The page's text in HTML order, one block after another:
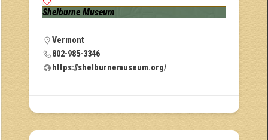
Shelburne Museum
Vermont
802-985-3346
https://shelburnemuseum.org/